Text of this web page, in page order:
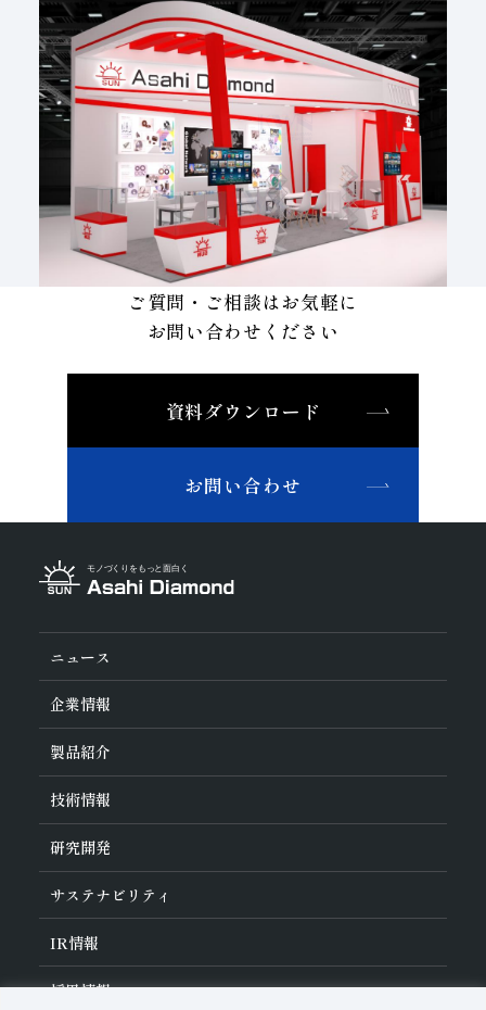
ご質問・ご相談はお気軽に
お問い合わせください
資料ダウンロード
お問い合わせ
ニュース
企業情報
旭ダイヤについて
ダイヤの輪
ご挨拶
会社概要
沿革
役員紹介
事業紹介
活動拠点
製品紹介
業種から探す
工具の種類から探す
加工方法から探す
ワークから探す
技術情報
ダイヤモンド工具・
教えて！研削工具
ご使⽤上の注意
各製品の安全な取扱いについて
トラブルシューティング
研究開発
研究開発について
対外発表一覧
イノベーションストーリー
サステナビリティ
サステナビリティポリシー
コーポレート・ガバナンス
マテリアリティ
リスクマネジメント（BCM）
IR情報
IR資料室
採用情報